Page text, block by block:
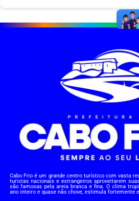
Cabo Frio é um grande centro turístico com vasta
turistas nacionais e estrangeiros aproveitarem
são famosas pela areia branca e fina. O clima
ano inteiro e quase não chove, estimula fortemente